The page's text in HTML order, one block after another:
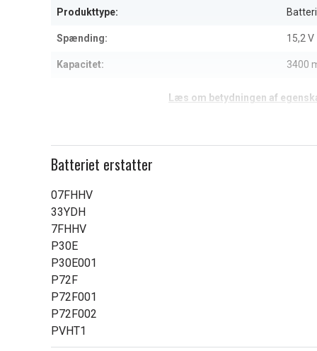
Produkttype: Batteri
Spænding: 15,2 V
Kapacitet: 3400
Læs om betydningen af
Batteriet erstatter
07FHHV
33YDH
7FHHV
P30E
P30E001
P72F
P72F001
P72F002
PVHT1